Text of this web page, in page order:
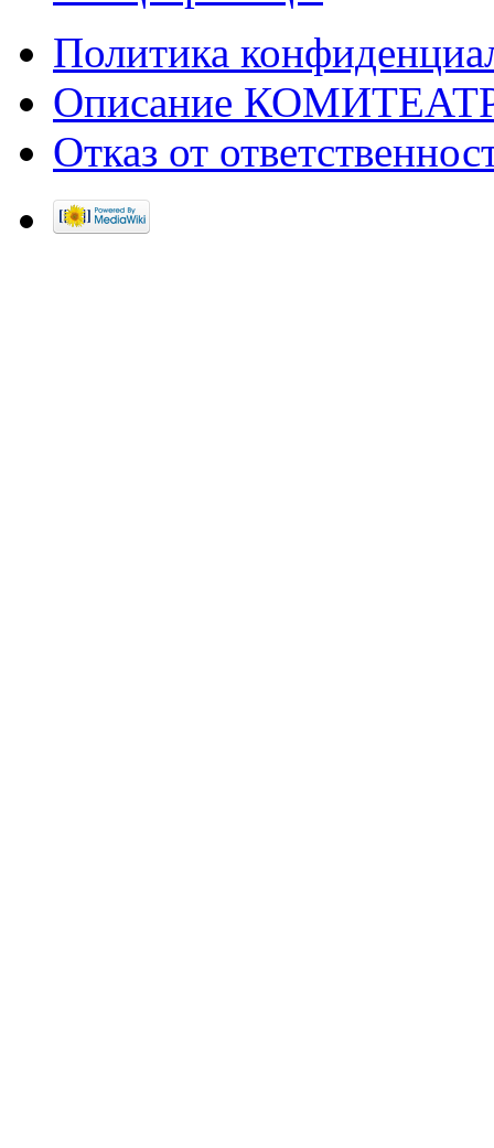
Политика
Описание
Отказ от